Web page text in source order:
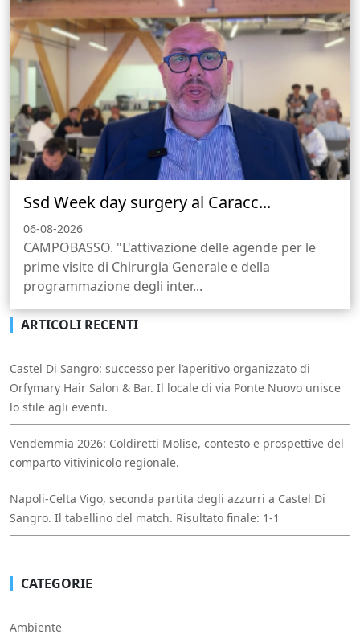
Ssd Week day surgery al Caracc...
06-08-2026
CAMPOBASSO. "L'attivazione delle agende per le
prime visite di Chirurgia Generale e della
programmazione degli inter...
ARTICOLI RECENTI
Castel Di Sangro: successo per l’aperitivo organizzato di
Orfymary Hair Salon & Bar. Il locale di via Ponte Nuovo unisce
lo stile agli eventi.
Vendemmia 2026: Coldiretti Molise, contesto e prospettive del
comparto vitivinicolo regionale.
Napoli-Celta Vigo, seconda partita degli azzurri a Castel Di
Sangro. Il tabellino del match. Risultato finale: 1-1
CATEGORIE
Ambiente